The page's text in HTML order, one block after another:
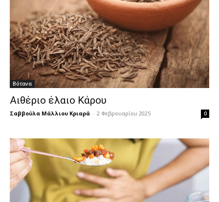
Βότανα
Αιθέριο έλαιο Κάρου
Σαββούλα Μάλλιου Κριαρά - 2 Φεβρουαρίου 2025 0